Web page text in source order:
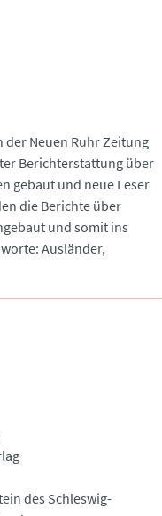
Neuen Ruhr Zeitung
Berichterstattung über
gebaut und neue Leser
die Berichte über
und somit ins
des Schleswig-